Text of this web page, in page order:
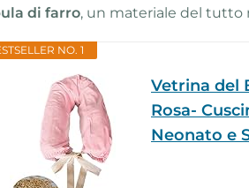
di farro, un materiale del tutto
NO. 1
Vetrina del
Rosa-
Neonato e